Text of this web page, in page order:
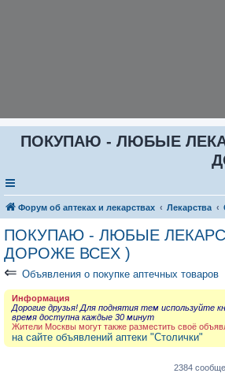
ПОКУПАЮ - ЛЮБЫЕ
Форум об аптеках и лекарствах Лекарства
ПОКУПАЮ - ЛЮБЫЕ
ДОРОЖЕ ВСЕХ )
⇐ Объявления о покупке аптечных товаров
Информация
Дорогие друзья! Для поднятия тем используйте
время доступна каждые 30 минут
Жители Москвы могут также разместить своё
на сайте объявлений аптеки "Столички"
2384